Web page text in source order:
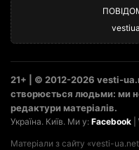
21+ | © 2012-2026 vesti-
створюється людьми: ми
редактури матеріалів.
Україна. Київ. Ми у: Facebook
Матеріали з сайту «vesti-